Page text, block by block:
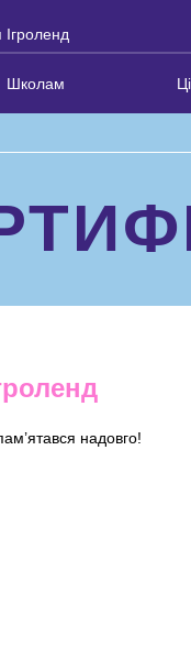
Школам
надовго!